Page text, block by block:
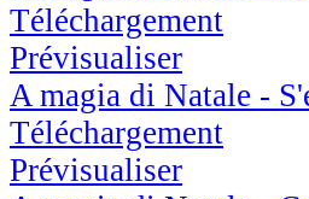
Téléchargement
Prévisualiser
A magia di Natale -
Téléchargement
Prévisualiser